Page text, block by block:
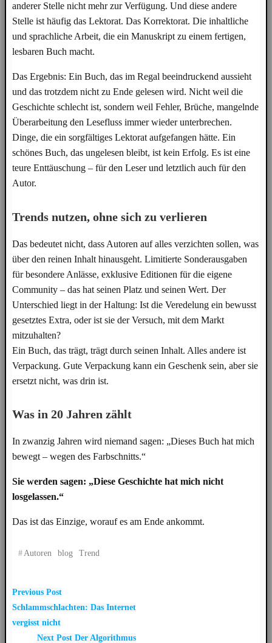
anderer Stelle nicht mehr zur Verfügung. Und diese andere
Stelle ist häufig das Lektorat. Das Korrektorat. Die inhaltliche
und sprachliche Arbeit, die ein Manuskript zu einem fertigen,
lesbaren Buch macht.
Das Ergebnis: Ein Buch, das im Regal beeindruckend aussieht
und das trotzdem nicht zu Ende gelesen wird. Nicht weil die
Geschichte schlecht ist, sondern weil Fehler, Brüche, mangelnde
Überarbeitung den Lesefluss immer wieder unterbrechen.
Dinge, die ein sorgfältiges Lektorat aufgefangen hätte. Ein
schönes Buch, das ungelesen bleibt, ist kein Erfolg. Es ist eine
teure Enttäuschung – für den Leser und letztlich auch für den
Autor.
Trends nutzen, ohne sich zu verlieren
Das bedeutet nicht, dass Autoren auf alles verzichten sollen, was
über den reinen Inhalt hinausgeht. Limitierte Sonderausgaben
für besondere Anlässe, exklusive Editionen für die eigene
Community – das hat seinen Platz und seinen Wert. Der
Unterschied liegt in der Haltung: Ist die Veredelung ein bewusst
gesetztes Extra, oder ist sie der Versuch, mit dem Markt
mitzuhalten?
Ein Buch, das trägt, trägt durch seinen Inhalt. Alles andere ist
Verpackung. Gute Verpackung kann ein Geschenk sein, aber sie
ersetzt nicht, was drin ist.
Was in 20 Jahren zählt
In zwanzig Jahren wird niemand sagen: „Dieses Buch hat mich
bewegt – wegen des Farbschnitts.“
Sie werden sagen: „Diese Geschichte hat mich nicht
losgelassen.“
Das ist das Einzige, worauf es am Ende ankommt.
#Autoren Blog Trend
Post
navigation
Previous Post
Schlammschlachten: Das Internet
vergisst nicht
Next Post Der Algorithmus